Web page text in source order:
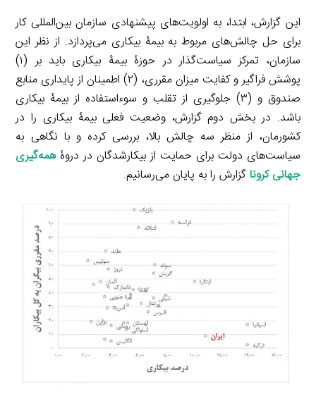
این گزارش، ابتدا، به اولویت‌های پیشنهادی سازمان بین‌المللی کار
برای حل چالش‌های مربوط به بیمۀ بیکاری می‌پردازد. از نظر این
سازمان، تمرکز سیاست‌گذار در حوزۀ بیمۀ بیکاری باید بر (۱)
پوشش فراگیر و کفایت میزان مقرری، (۲) اطمینان از پایداری منابع
صندوق و (۳) جلوگیری از تقلب و سوء‌استفاده از بیمۀ بیکاری
باشد. در بخش دوم گزارش، وضعیت فعلی بیمۀ بیکاری را در
کشورمان، از منظر سه چالش بالا، بررسی کرده و با نگاهی به
سیاست‌های دولت برای حمایت از بیکارشدگان در دروۀهمه‌گیری
جهانی کروناگزارش را به پایان می‌رسانیم.